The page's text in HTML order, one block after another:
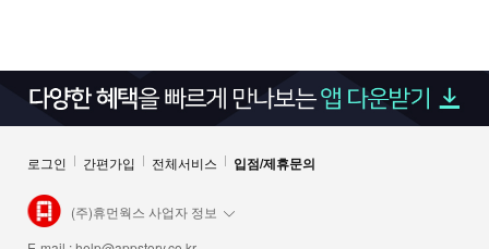
로그인 간편가입 전체서비스 입점/제휴문의
(주)휴먼웍스 사업자 정보